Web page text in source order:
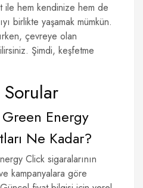
ile hem kendinize hem de
birlikte yaşamak mümkün.
çevreye olan
Şimdi, keşfetme
Sorular
Energy
Ne Kadar?
Click sigaralarının
kampanyalara göre